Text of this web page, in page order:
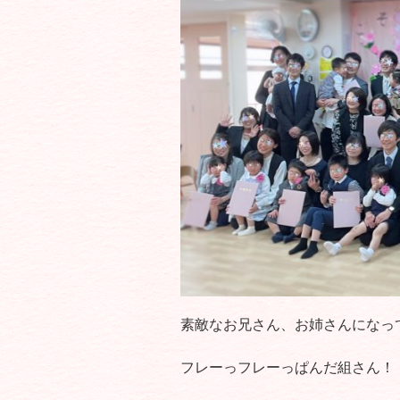
素敵なお兄さん、お姉さんになっ
フレーっフレーっぱんだ組さん！